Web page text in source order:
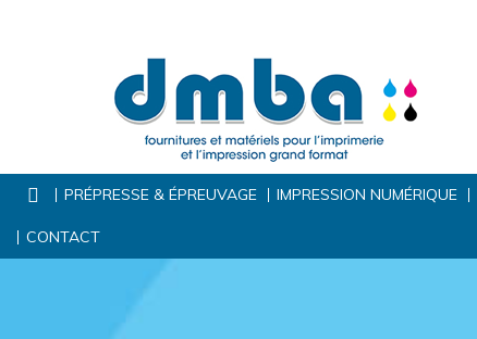
PRÉPRESSE & ÉPREUVAGE IMPRESSION NUMÉRIQUE
CONTACT